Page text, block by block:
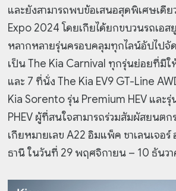
และยังสามารถพบข้อเสนอสุดพิเศษเดี
Expo 2024 โดยเกียได้ยกขบวนรถเอส
หลากหลายรุ่นครอบคลุมทุกไลน์อัปไปจั
เป็น The Kia Carnival ทุกรุ่นย่อยที่มีใ
และ 7 ที่นั่ง The Kia EV9 GT-Line
Kia Sorento รุ่น Premium HEV และ
PHEV ผู้ที่สนใจสามารถร่วมสัมผัสยนต
เกียหมายเลข A22 อิมแพ็ค ชาเลนเจอร์
ธานี ในวันที่ 29 พฤศจิกายน – 10 ธันว